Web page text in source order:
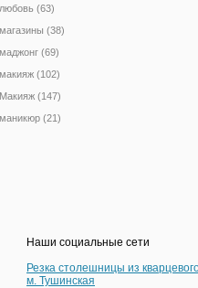
любовь (63)
магазины (38)
маджонг (69)
макияж (102)
Макияж (147)
маникюр (21)
Наши социальные сети
Резка столешницы из
м. Тушинская